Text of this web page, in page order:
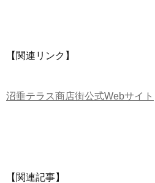
【関連リンク】
沼垂テラス商店街公式Webサイト
【関連記事】